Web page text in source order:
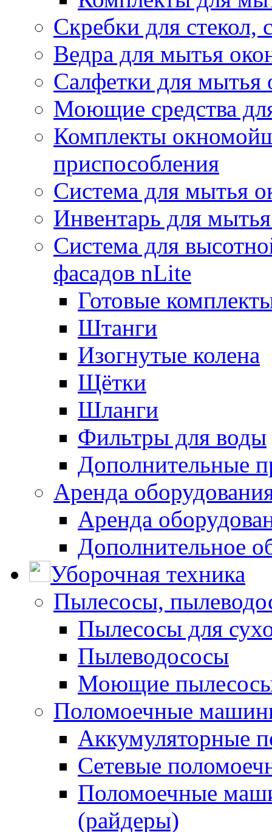
Скребки для стекол,
Ведра для мытья
Салфетки для мытья
Моющие средства
Комплекты
приспособления
Система для мытья
Инвентарь для
Система для
фасадов nLite
Готовые
Штанги
Изогнутые колена
Щётки
Шланги
Фильтры для воды
Дополнительные
Аренда
Аренда
Дополнительное
Уборочная техника
Пылесосы,
Пылесосы для
Пылеводососы
Моющие пылесосы
Поломоечные
Аккумуляторные
Сетевые
Поломоечные
(райдеры)